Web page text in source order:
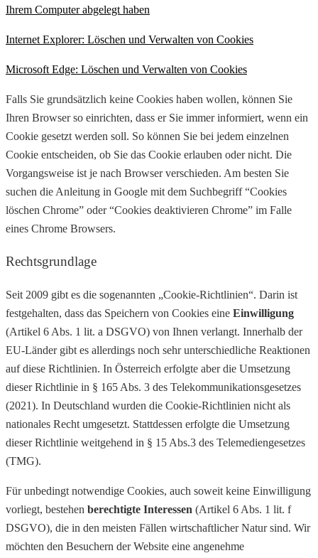
Ihrem Computer abgelegt haben
Internet Explorer: Löschen und Verwalten von Cookies
Microsoft Edge: Löschen und Verwalten von Cookies
Falls Sie grundsätzlich keine Cookies haben wollen, können Sie
Ihren Browser so einrichten, dass er Sie immer informiert, wenn ein
Cookie gesetzt werden soll. So können Sie bei jedem einzelnen
Cookie entscheiden, ob Sie das Cookie erlauben oder nicht. Die
Vorgangsweise ist je nach Browser verschieden. Am besten Sie
suchen die Anleitung in Google mit dem Suchbegriff “Cookies
löschen Chrome” oder “Cookies deaktivieren Chrome” im Falle
eines Chrome Browsers.
Rechtsgrundlage
Seit 2009 gibt es die sogenannten „Cookie-Richtlinien“. Darin ist
festgehalten, dass das Speichern von Cookies eine Einwilligung
(Artikel 6 Abs. 1 lit. a DSGVO) von Ihnen verlangt. Innerhalb der
EU-Länder gibt es allerdings noch sehr unterschiedliche Reaktionen
auf diese Richtlinien. In Österreich erfolgte aber die Umsetzung
dieser Richtlinie in § 165 Abs. 3 des Telekommunikationsgesetzes
(2021). In Deutschland wurden die Cookie-Richtlinien nicht als
nationales Recht umgesetzt. Stattdessen erfolgte die Umsetzung
dieser Richtlinie weitgehend in § 15 Abs.3 des Telemediengesetzes
(TMG).
Für unbedingt notwendige Cookies, auch soweit keine Einwilligung
vorliegt, bestehen berechtigte Interessen (Artikel 6 Abs. 1 lit. f
DSGVO), die in den meisten Fällen wirtschaftlicher Natur sind. Wir
möchten den Besuchern der Website eine angenehme